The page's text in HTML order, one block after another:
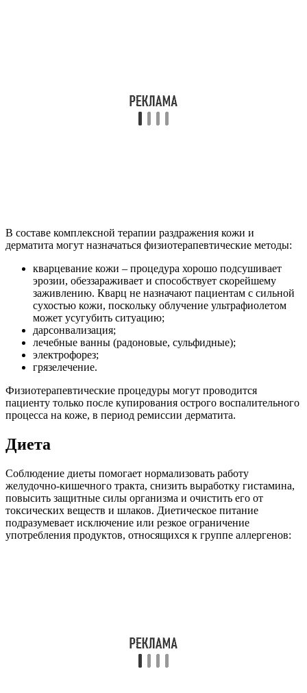
В составе комплексной терапии раздражения кожи и
дерматита могут назначаться физиотерапевтические методы:
кварцевание кожи – процедура хорошо подсушивает
эрозии, обеззараживает и способствует скорейшему
заживлению. Кварц не назначают пациентам с сильной
сухостью кожи, поскольку облучение ультрафиолетом
может усугубить ситуацию;
дарсонвализация;
лечебные ванны (радоновые, сульфидные);
электрофорез;
грязелечение.
Физиотерапевтические процедуры могут проводится
пациенту только после купирования острого воспалительного
процесса на коже, в период ремиссии дерматита.
Диета
Соблюдение диеты помогает нормализовать работу
желудочно-кишечного тракта, снизить выработку гистамина,
повысить защитные силы организма и очистить его от
токсических веществ и шлаков. Диетическое питание
подразумевает исключение или резкое ограничение
употребления продуктов, относящихся к группе аллергенов: